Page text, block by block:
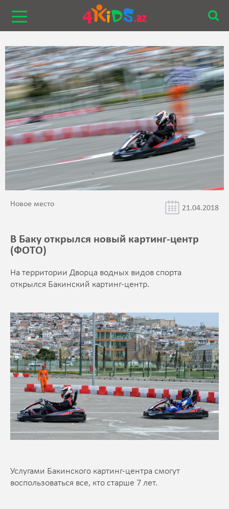
Новое место 21.04.2018
В Баку открылся новый картинг-центр
(ФОТО)
На территории Дворца водных видов спорта
открылся Бакинский картинг-центр.
Услугами Бакинского картинг-центра смогут
воспользоваться все, кто старше 7 лет.